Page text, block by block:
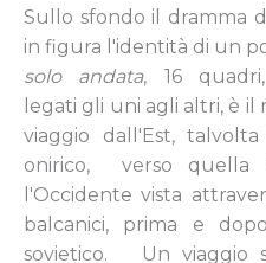
Sullo sfondo il dramma
in figura l'identità di un
solo andata, 16
legati gli uni agli altri, è
viaggio dall'Est,
onirico, verso quella
l'Occidente vista
balcanici, prima e
sovietico. Un viaggio